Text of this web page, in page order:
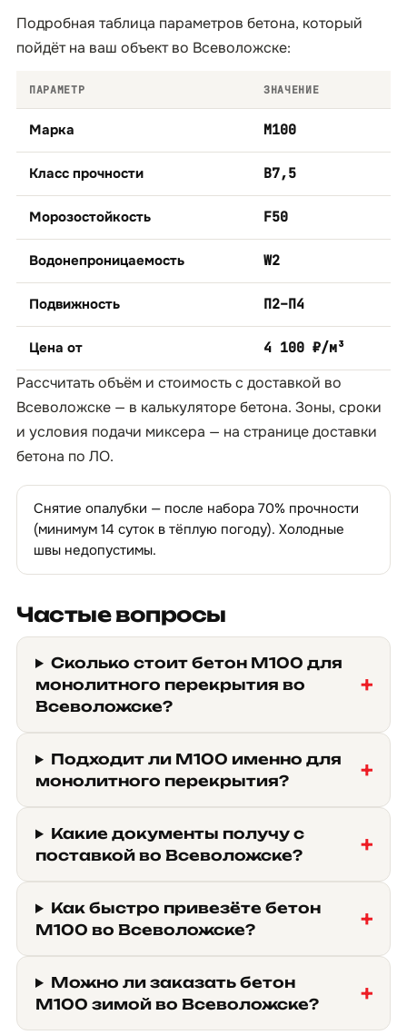
Подробная таблица параметров бетона, который
пойдёт на ваш объект во Всеволожске:
ПАРАМЕТР ЗНАЧЕНИЕ
Марка М100
Класс прочности B7,5
Морозостойкость F50
Водонепроницаемость W2
Подвижность П2–П4
Цена от 4 100 ₽/м³
Рассчитать объём и стоимость с доставкой во
Всеволожске — в калькуляторе бетона. Зоны, сроки
и условия подачи миксера — на страницедоставки
бетона по ЛО.
Снятие опалубки — после набора 70% прочности
(минимум 14 суток в тёплую погоду). Холодные
швы недопустимы.
Частые вопросы
Сколько стоит бетон М100 для
монолитного перекрытия во
Всеволожске?
Подходит ли М100 именно для
монолитного перекрытия?
Какие документы получу с
поставкой во Всеволожске?
Как быстро привезёте бетон
М100 во Всеволожске?
Можно ли заказать бетон
М100 зимой во Всеволожске?